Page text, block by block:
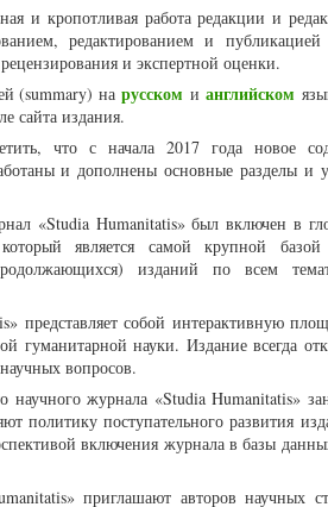
и кропотливая работа редакции и
редактированием и
и экспертной оценки.
(summary) нарусском ианглийском
сайта издания.
что с начала 2017 года новое
и дополнены основные разделы и
«Studia Humanitatis» был включен в
является самой крупной
изданий по всем
представляет собой интерактивную
гуманитарной науки. Издание всегда
вопросов.
научного журнала «Studia Humanitatis»
политику поступательного развития
включения журнала в базы
приглашают авторов научных